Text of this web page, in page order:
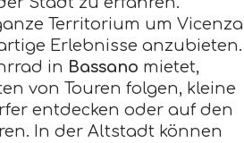
Territorium um Vicenza
Erlebnisse anzubieten.
in Bassano mietet,
von Touren folgen, kleine
entdecken oder auf den
In der Altstadt können